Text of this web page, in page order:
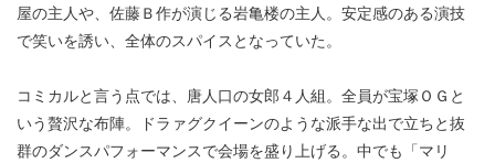
屋の主人や、佐藤Ｂ作が演じる岩亀楼の主人。安定感のある演技
で笑いを誘い、全体のスパイスとなっていた。
コミカルと言う点では、唐人口の女郎４人組。全員が宝塚ＯＧと
いう贅沢な布陣。ドラァグクイーンのような派手な出で立ちと抜
群のダンスパフォーマンスで会場を盛り上げる。中でも「マリ